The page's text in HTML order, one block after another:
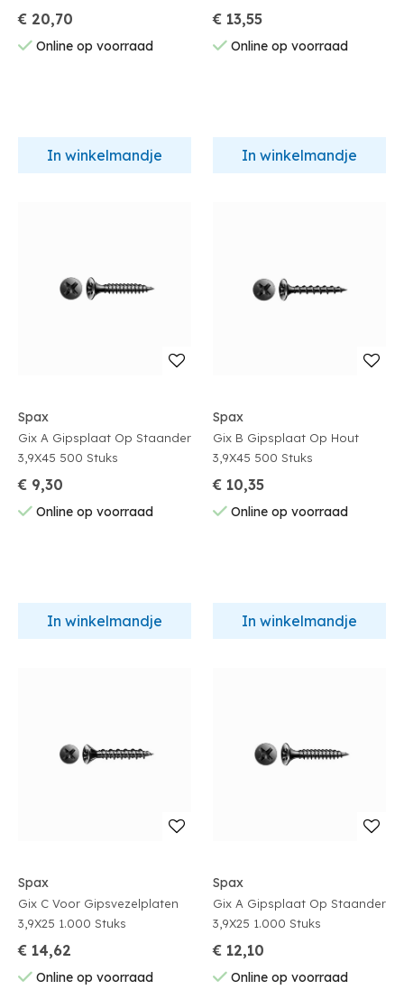
€ 20,70
Online op voorraad
In winkelmandje
€ 13,55
Online op voorraad
In winkelmandje
Spax
Gix A Gipsplaat Op Staander
3,9X45 500 Stuks
€ 9,30
Online op voorraad
In winkelmandje
Spax
Gix B Gipsplaat Op Hout
3,9X45 500 Stuks
€ 10,35
Online op voorraad
In winkelmandje
Spax
Gix C Voor Gipsvezelplaten
3,9X25 1.000 Stuks
€ 14,62
Online op voorraad
Spax
Gix A Gipsplaat Op Staander
3,9X25 1.000 Stuks
€ 12,10
Online op voorraad